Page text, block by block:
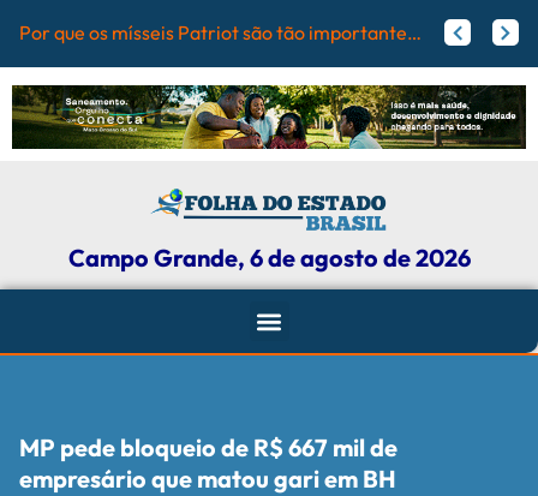
Pref Flamengo pode receber fortuna por Vini Jr.; veja valores
Agressores de mulheres podem ter tornozeleira rosa em Mato Grosso do Sul
Campo Grande, 6 de agosto de 2026
MP pede bloqueio de R$ 667 mil de
empresário que matou gari em BH